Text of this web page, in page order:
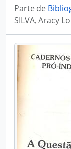
Parte de
SILVA, Aracy